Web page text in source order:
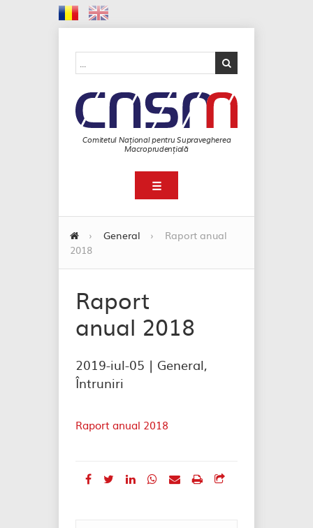
Comitetul Național pentru Supravegherea
Macroprudențială
☰
› General ›
Raport anual
2018
Raport
anual 2018
2019-iul-05 | General,
Întruniri
Raport anual 2018